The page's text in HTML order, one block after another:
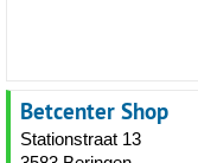
Betcenter Shop
Stationstraat 13